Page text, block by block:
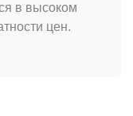
в высоком
цен.